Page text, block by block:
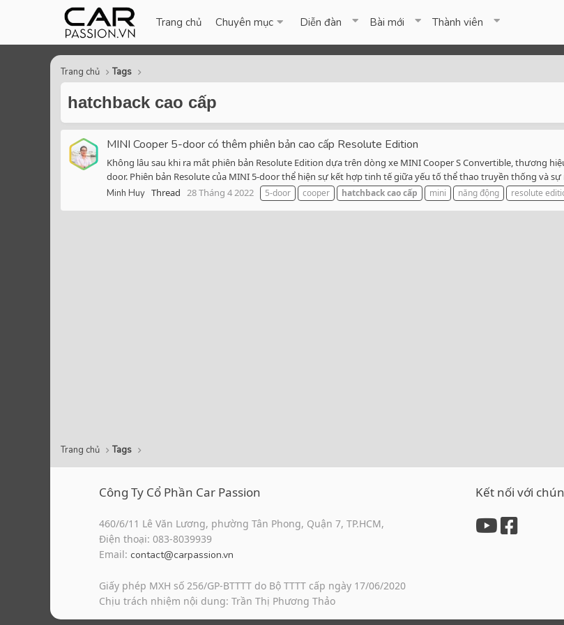
Trang chủ Chuyên mục Diễn đàn Bài mới Thành viên
Trang chủ Tags
hatchback cao cấp
MINI Cooper 5-door có thêm phiên bản cao cấp Resolute Edition
Không lâu sau khi ra mắt phiên bản Resolute Edition dựa trên dòng xe MINI Cooper S Convertible, thương
door. Phiên bản Resolute của MINI 5-door thể hiện sự kết hợp tinh tế giữa yếu tố thể thao truyền thống và sự
Minh Huy Thread 28 Tháng 4 2022 5-door cooper hatchbackcaocấp mini năng động resolute
Trang chủ Tags
Công Ty Cổ Phần Car Passion
460/6/11 Lê Văn Lương, phường Tân Phong, Quận 7, TP.HCM,
Điện thoại: 083-8039939
Email: contact@carpassion.vn
Giấy phép MXH số 256/GP-BTTTT do Bộ TTTT cấp ngày 17/06/2020
Chịu trách nhiệm nội dung: Trần Thị Phương Thảo
Kết nối với